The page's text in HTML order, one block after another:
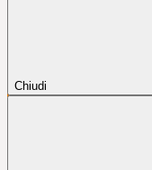
Chiudi